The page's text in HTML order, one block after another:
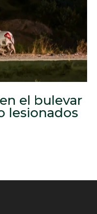
el bulevar
lesionados